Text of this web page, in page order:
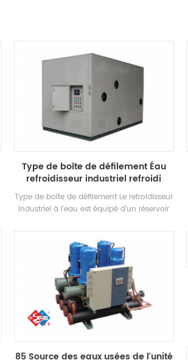
refroidissement Température. Gamme 21-35
°C. Marque: Hstars refroidissementCapacité
Plage: 25.7kw ~ 147.7kw Applications: Usine,
restaurant, centre commercial, bureau et
autres climatisation Systèmes.
Type de boîte de défilement Éau
refroidisseur industriel refroidi
Type de boîte de défilement Le refroidisseur
industriel à l'eau est équipé d'un réservoir
selon la capacité de refroidissement, avec
des compresseurs de marque bien connus
et un contrôle électronique composants. Il
est équipé d'une efficacité élevée shell
and-tube condenseurs et évaporateurs.
85 Source des eaux usées de l'unité